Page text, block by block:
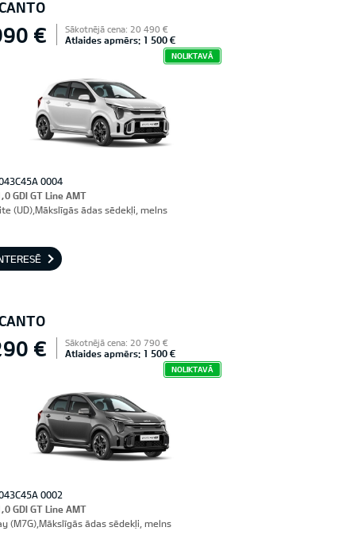
€ Sākotnējā cena: 20 490 €
Atlaides apmērs: 1 500 €
NOLIKTAVĀ
0004
GDI GT Line AMT
(UD),Mākslīgās ādas sēdekļi, melns
€ Sākotnējā cena: 20 790 €
Atlaides apmērs: 1 500 €
NOLIKTAVĀ
0002
GDI GT Line AMT
(M7G),Mākslīgās ādas sēdekļi, melns